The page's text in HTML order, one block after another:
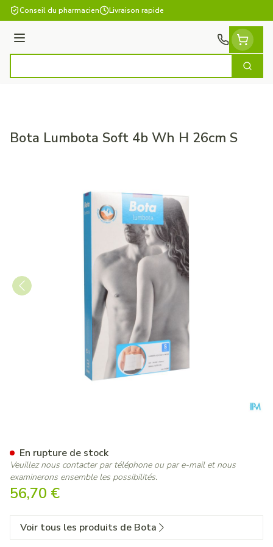
Aller au contenu
Conseil du pharmacien Livraison rapide
Menu
Bota Lumbota Soft 4b Wh H 26cm S
56,70 €
En rupture de stock
Veuillez nous contacter par téléphone ou par e-mail et nous
examinerons ensemble les possibilités.
Voir tous les produits de Bota